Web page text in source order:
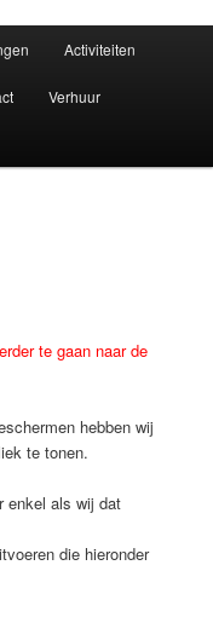
Activiteiten
Verhuur
te gaan naar de
hebben wij
te tonen.
enkel als wij dat
die hieronder